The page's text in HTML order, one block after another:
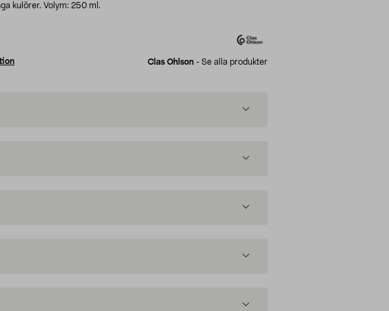
kulörer. Volym: 250 ml.
Clas Ohlson - Se alla produkter